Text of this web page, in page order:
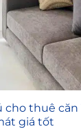
cho thuê
giá tốt